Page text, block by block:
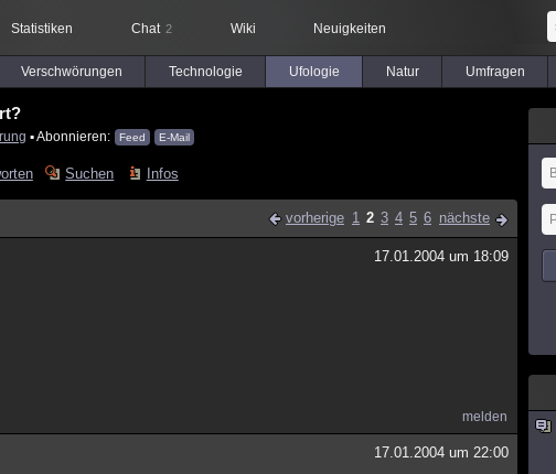
Statistiken Chat 2 Wiki Neuigkeiten
Verschwörungen Technologie Ufologie Natur Umfragen
▪ Abonnieren: Feed E-Mail
Suchen Infos
vorherige 1 2 3 4 5 6 nächste
17.01.2004 um 18:09
melden
17.01.2004 um 22:00